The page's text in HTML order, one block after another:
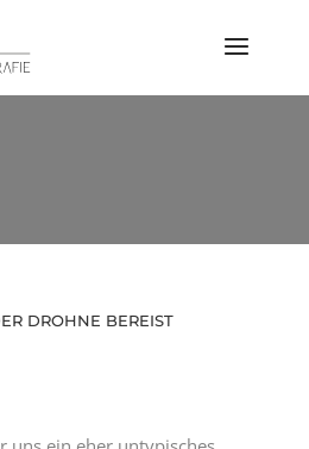
MIT DER DROHNE
DROHNE BEREIST